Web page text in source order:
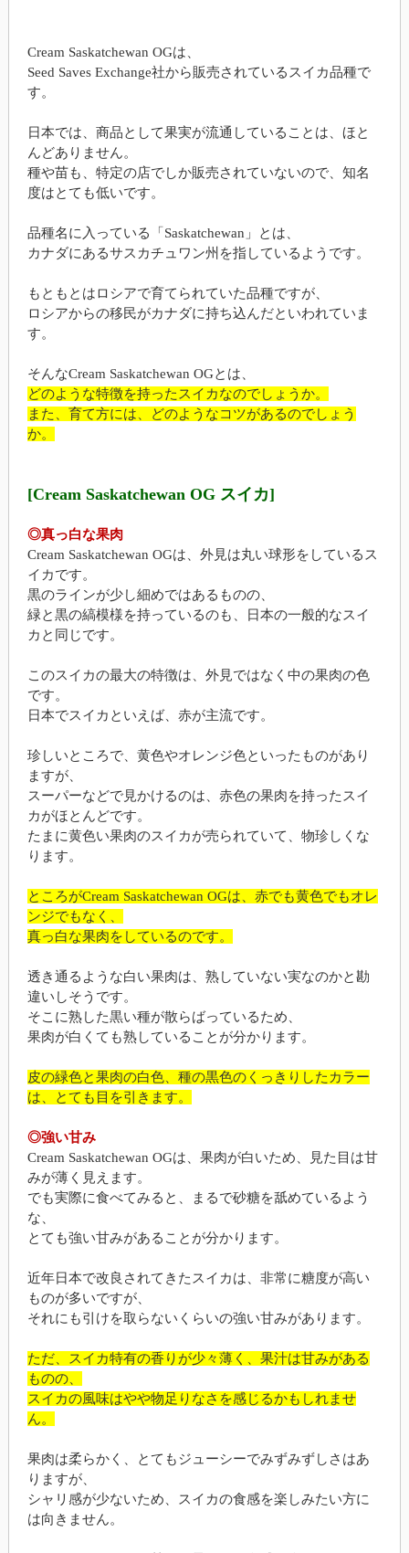
Cream Saskatchewan OGは、
Seed Saves Exchange社から販売されているスイカ品種で
す。
日本では、商品として果実が流通していることは、ほと
んどありません。
種や苗も、特定の店でしか販売されていないので、知名
度はとても低いです。
品種名に入っている「Saskatchewan」とは、
カナダにあるサスカチュワン州を指しているようです。
もともとはロシアで育てられていた品種ですが、
ロシアからの移民がカナダに持ち込んだといわれていま
す。
そんなCream Saskatchewan OGとは、
どのような特徴を持ったスイカなのでしょうか。
また、育て方には、どのようなコツがあるのでしょう
か。
[Cream Saskatchewan OG スイカ]
◎真っ白な果肉
Cream Saskatchewan OGは、外見は丸い球形をしているス
イカです。
黒のラインが少し細めではあるものの、
緑と黒の縞模様を持っているのも、日本の一般的なスイ
カと同じです。
このスイカの最大の特徴は、外見ではなく中の果肉の色
です。
日本でスイカといえば、赤が主流です。
珍しいところで、黄色やオレンジ色といったものがあり
ますが、
スーパーなどで見かけるのは、赤色の果肉を持ったスイ
カがほとんどです。
たまに黄色い果肉のスイカが売られていて、物珍しくな
ります。
ところがCream Saskatchewan OGは、赤でも黄色でもオレ
ンジでもなく、
真っ白な果肉をしているのです。
透き通るような白い果肉は、熟していない実なのかと勘
違いしそうです。
そこに熟した黒い種が散らばっているため、
果肉が白くても熟していることが分かります。
皮の緑色と果肉の白色、種の黒色のくっきりしたカラー
は、とても目を引きます。
◎強い甘み
Cream Saskatchewan OGは、果肉が白いため、見た目は甘
みが薄く見えます。
でも実際に食べてみると、まるで砂糖を舐めているよう
な、
とても強い甘みがあることが分かります。
近年日本で改良されてきたスイカは、非常に糖度が高い
ものが多いですが、
それにも引けを取らないくらいの強い甘みがあります。
ただ、スイカ特有の香りが少々薄く、果汁は甘みがある
ものの、
スイカの風味はやや物足りなさを感じるかもしれませ
ん。
果肉は柔らかく、とてもジューシーでみずみずしさはあ
りますが、
シャリ感が少ないため、スイカの食感を楽しみたい方に
は向きません。